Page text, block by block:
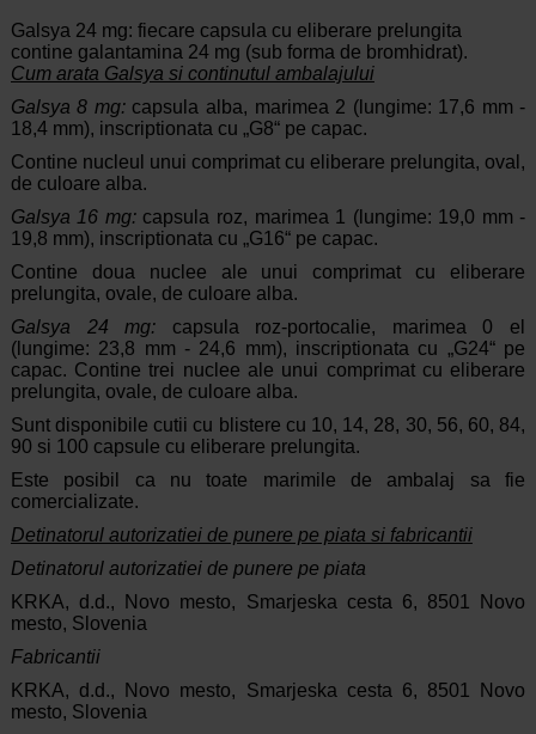
Galsya 24 mg: fiecare capsula cu eliberare prelungita
contine galantamina 24 mg (sub forma de bromhidrat).
Cum arata Galsya si continutul ambalajului
Galsya 8 mg:capsula alba, marimea 2 (lungime: 17,6 mm -
18,4 mm), inscriptionata cu „G8“ pe capac.
Contine nucleul unui comprimat cu eliberare prelungita, oval,
de culoare alba.
Galsya 16 mg:capsula roz, marimea 1 (lungime: 19,0 mm -
19,8 mm), inscriptionata cu „G16“ pe capac.
Contine doua nuclee ale unui comprimat cu eliberare
prelungita, ovale, de culoare alba.
Galsya 24 mg: capsula roz-portocalie, marimea 0 el
(lungime: 23,8 mm - 24,6 mm), inscriptionata cu „G24“ pe
capac. Contine trei nuclee ale unui comprimat cu eliberare
prelungita, ovale, de culoare alba.
Sunt disponibile cutii cu blistere cu 10, 14, 28, 30, 56, 60, 84,
90 si 100 capsule cu eliberare prelungita.
Este posibil ca nu toate marimile de ambalaj sa fie
comercializate.
Detinatorul autorizatiei de punere pe piata si fabricantii
Detinatorul autorizatiei de punere pe piata
KRKA, d.d., Novo mesto, Smarjeska cesta 6, 8501 Novo
mesto, Slovenia
Fabricantii
KRKA, d.d., Novo mesto, Smarjeska cesta 6, 8501 Novo
mesto, Slovenia